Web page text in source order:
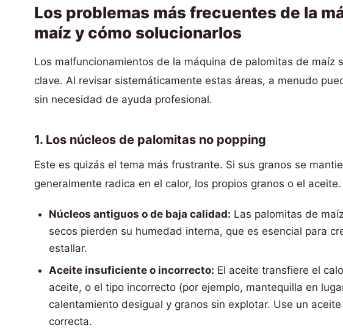
Los problemas más frecuentes de la
maíz y cómo solucionarlos
Los malfuncionamientos de la máquina de palomitas de maíz
clave. Al revisar sistemáticamente estas áreas, a menudo
sin necesidad de ayuda profesional.
1. Los núcleos de palomitas no popping
Este es quizás el tema más frustrante. Si sus granos se
generalmente radica en el calor, los propios granos o el aceite.
Núcleos antiguos o de baja calidad: Las palomitas de
secos pierden su humedad interna, que es esencial para
estallar.
Aceite insuficiente o incorrecto: El aceite transfiere el
aceite, o el tipo incorrecto (por ejemplo, mantequilla en
calentamiento desigual y granos sin explotar. Use un
correcta.